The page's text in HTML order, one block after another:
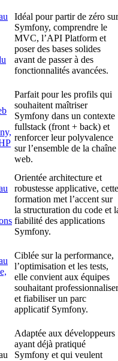
Idéal pour partir de zéro sur
Symfony, comprendre le
MVC, l’API Platform et
poser des bases solides
avant de passer à des
fonctionnalités avancées.
Parfait pour les profils qui
souhaitent maîtriser
Symfony dans un contexte
fullstack (front + back) et
renforcer leur polyvalence
sur l’ensemble de la chaîne
web.
Orientée architecture et
robustesse applicative, cette
formation met l’accent sur
la structuration du code et
fiabilité des applications
Symfony.
Ciblée sur la performance,
l’optimisation et les tests,
elle convient aux équipes
souhaitant professionnaliser
et fiabiliser un parc
applicatif Symfony.
Adaptée aux développeurs
ayant déjà pratiqué
Symfony et qui veulent